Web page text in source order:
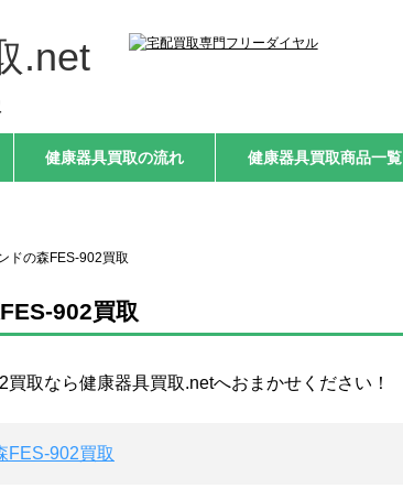
.net
健康器具買取の流れ 健康器具買取商品一覧
ドの森FES-902買取
902買取
取なら健康器具買取.netへおまかせください！
FES-902買取